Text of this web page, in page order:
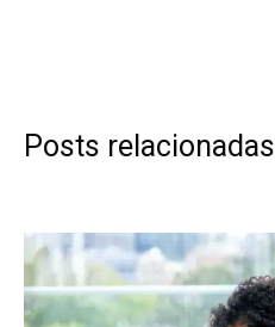
Posts relacionadas